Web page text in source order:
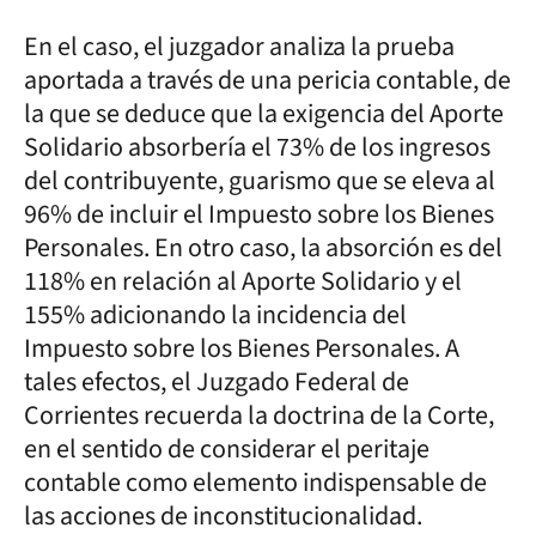
En el caso, el juzgador analiza la prueba
aportada a través de una pericia contable, de
la que se deduce que la exigencia del Aporte
Solidario absorbería el 73% de los ingresos
del contribuyente, guarismo que se eleva al
96% de incluir el Impuesto sobre los Bienes
Personales. En otro caso, la absorción es del
118% en relación al Aporte Solidario y el
155% adicionando la incidencia del
Impuesto sobre los Bienes Personales. A
tales efectos, el Juzgado Federal de
Corrientes recuerda la doctrina de la Corte,
en el sentido de considerar el peritaje
contable como elemento indispensable de
las acciones de inconstitucionalidad.